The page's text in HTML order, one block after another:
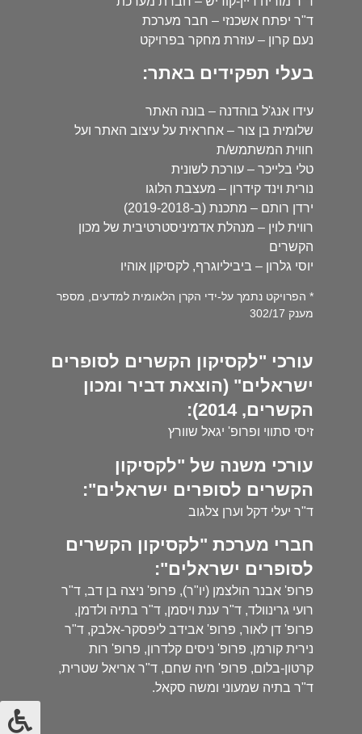
ד"ר יפתח אשכנזי – חבר מערכת
נעם קרון – עוזרת מחקר בפרויקט
בעלי תפקידים באתר:
עידו אנג'ל בוהדנה – בונה האתר
שלומית בן צור – אחראית על עיצוב האתר ועל
חווית המשתמש/ת
טלי בלייכר – עורכת לשונית
נורית וינד קידרון – מעצבת הלוגו
ירדן רותם – מתכנת (ב-2019-2018)
רווית לוין – מנהלת אדמיניסטרטיבית של מכון
הקשרים
יוסי גלרון – ביביליוגרף, לקסיקון אוהיו
* הפרויקט נתמך על-ידי הקרן הלאומית למדעים, מספר
מענק 302/17
עורכי "לקסיקון הקשרים לסופרים
ישראלים" (הוצאת דביר ומכון
הקשרים, 2014):
זיסי סתווי ופרופ' יגאל שוורץ
עורכי משנה של "לקסיקון
הקשרים לסופרים ישראלים":
ד"ר יעלי דקל וערן צלגוב
חברי מערכת "לקסיקון הקשרים
לסופרים ישראלים":
פרופ' אבנר הולצמן (יו"ר), פרופ' ניצה בן דב, ד"ר
רועי גרינוולד, ד"ר ענת ויסמן, ד"ר בתיה ולדמן,
פרופ' דן לאור, פרופ' אבידב ליפסקר-אלבק, ד"ר
נירית קורמן, פרופ' ניסים קלדרון, פרופ' רות
קרטון-בלום, פרופ' חיה שחם, ד"ר אריאל שטרית,
ד"ר בתיה שמעוני ומשה סקאל.